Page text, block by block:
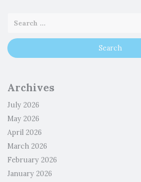
Archives
July 2026
May 2026
April 2026
March 2026
February 2026
January 2026